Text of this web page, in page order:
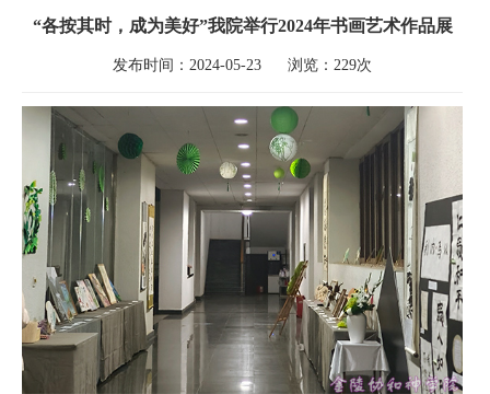
“各按其时，成为美好”我院举行2024年书画艺术作品展
发布时间：2024-05-23      浏览：229次